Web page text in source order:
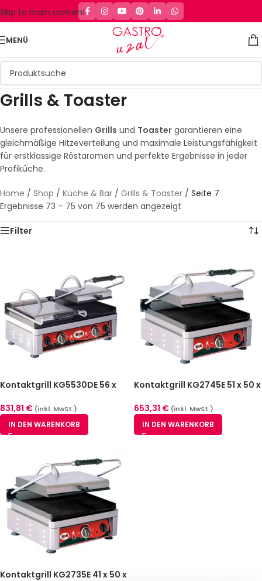
Skip to main content
MENÜ
Grills & Toaster
Unsere professionellen Grills und Toaster garantieren eine
gleichmäßige Hitzeverteilung und maximale Leistungsfähigkeit
für erstklassige Röstaromen und perfekte Ergebnisse in jeder
Profiküche.
Home / Shop / Küche & Bar / Grills & Toaster / Seite 7
Ergebnisse 73 – 75 von 75 werden angezeigt
Filter
Kontaktgrill KG5530DE 56 x
831,81 € (inkl. MwSt.)
IN DEN WARENKORB
Kontaktgrill KG2745E 51 x 50 x
653,31 € (inkl. MwSt.)
IN DEN WARENKORB
Kontaktgrill KG2735E 41 x 50 x